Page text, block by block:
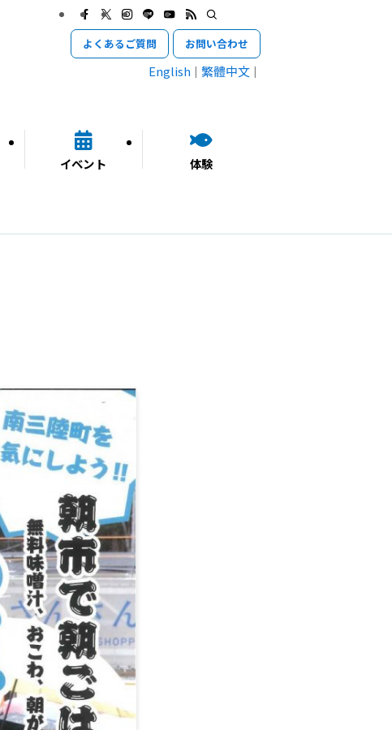
イベント 体験
よくあるご質問 お問い合わせ
English 繁體中文